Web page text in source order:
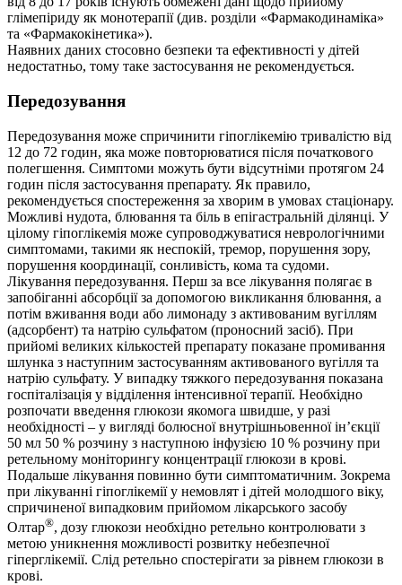
глімепіриду як монотерапії (див. розділи «Фармакодинаміка»
та «Фармакокінетика»).
Наявних даних стосовно безпеки та ефективності у дітей
недостатньо, тому таке застосування не рекомендується.
Передозування
Передозування може спричинити гіпоглікемію тривалістю від
12 до 72 годин, яка може повторюватися після початкового
полегшення. Симптоми можуть бути відсутніми протягом 24
годин після застосування препарату. Як правило,
рекомендується спостереження за хворим в умовах стаціонару.
Можливі нудота, блювання та біль в епігастральній ділянці. У
цілому гіпоглікемія може супроводжуватися неврологічними
симптомами, такими як неспокій, тремор, порушення зору,
порушення координації, сонливість, кома та судоми.
Лікування передозування. Перш за все лікування полягає в
запобіганні абсорбції за допомогою викликання блювання, а
потім вживання води або лимонаду з активованим вугіллям
(адсорбент) та натрію сульфатом (проносний засіб). При
прийомі великих кількостей препарату показане промивання
шлунка з наступним застосуванням активованого вугілля та
натрію сульфату. У випадку тяжкого передозування показана
госпіталізація у відділення інтенсивної терапії. Необхідно
розпочати введення глюкози якомога швидше, у разі
необхідності – у вигляді болюсної внутрішньовенної ін’єкції
50 мл 50 % розчину з наступною інфузією 10 % розчину при
ретельному моніторингу концентрації глюкози в крові.
Подальше лікування повинно бути симптоматичним. Зокрема
при лікуванні гіпоглікемії у немовлят і дітей молодшого віку,
спричиненої випадковим прийомом лікарського засобу
Олтар®, дозу глюкози необхідно ретельно контролювати з
метою уникнення можливості розвитку небезпечної
гіперглікемії. Слід ретельно спостерігати за рівнем глюкози в
крові.